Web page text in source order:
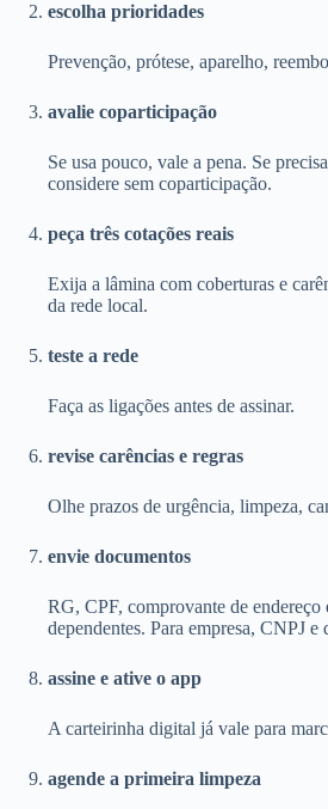
escolha prioridades
Prevenção, prótese, aparelho,
avalie coparticipação
Se usa pouco, vale a pena. Se
considere sem coparticipação.
peça três cotações reais
Exija a lâmina com coberturas e
da rede local.
teste a rede
Faça as ligações antes de assinar.
revise carências e regras
Olhe prazos de urgência, limpeza,
envie documentos
RG, CPF, comprovante de endereço
dependentes. Para empresa, CNPJ e
assine e ative o app
A carteirinha digital já vale para
agende a primeira limpeza